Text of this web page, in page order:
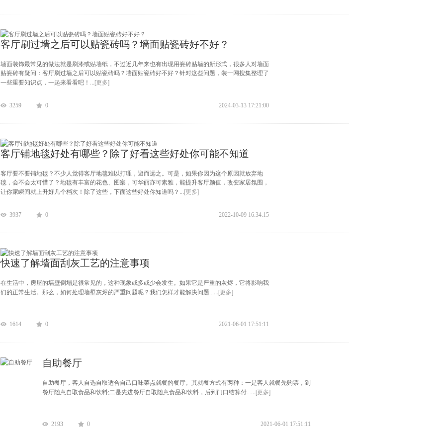
客厅刷过墙之后可以贴瓷砖吗？墙面贴瓷砖好不好？
墙面装饰最常见的做法就是刷漆或贴墙纸，不过近几年来也有出现用瓷砖贴墙的新形式，很多人对墙面
贴瓷砖有疑问：客厅刷过墙之后可以贴瓷砖吗？墙面贴瓷砖好不好？针对这些问题，装一网搜集整理了
一些重要知识点，一起来看看吧！
...[更多]
3259 0 2024-03-13 17:21:00
客厅铺地毯好处有哪些？除了好看这些好处你可能不知道
客厅要不要铺地毯？不少人觉得客厅地毯难以打理，避而远之。可是，如果你因为这个原因就放弃地
毯，会不会太可惜了？地毯有丰富的花色、图案，可华丽亦可素雅，能提升客厅颜值，改变家居氛围，
让你家瞬间就上升好几个档次！除了这些，下面这些好处你知道吗？
...[更多]
3937 0 2022-10-09 16:34:15
快速了解墙面刮灰工艺的注意事项
在生活中，房屋的墙壁倒塌是很常见的，这种现象或多或少会发生。如果它是严重的灰烬，它将影响我
们的正常生活。那么，如何处理墙壁灰烬的严重问题呢？我们怎样才能解决问题...
...[更多]
1614 0 2021-06-01 17:51:11
自助餐厅
自助餐厅，客人自选自取适合自己口味菜点就餐的餐厅。其就餐方式有两种：一是客人就餐先购票，到
餐厅随意自取食品和饮料;二是先进餐厅自取随意食品和饮料，后到门口结算付...
...[更多]
2193 0 2021-06-01 17:51:11